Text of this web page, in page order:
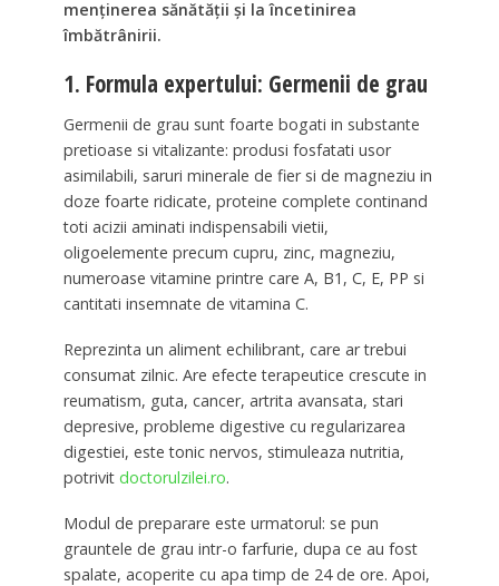
menținerea sănătății și la încetinirea
îmbătrânirii.
1. Formula expertului: Germenii de grau
Germenii de grau sunt foarte bogati in substante
pretioase si vitalizante: produsi fosfatati usor
asimilabili, saruri minerale de fier si de magneziu in
doze foarte ridicate, proteine complete continand
toti acizii aminati indispensabili vietii,
oligoelemente precum cupru, zinc, magneziu,
numeroase vitamine printre care A, B1, C, E, PP si
cantitati insemnate de vitamina C.
Reprezinta un aliment echilibrant, care ar trebui
consumat zilnic. Are efecte terapeutice crescute in
reumatism, guta, cancer, artrita avansata, stari
depresive, probleme digestive cu regularizarea
digestiei, este tonic nervos, stimuleaza nutritia,
potrivit doctorulzilei.ro.
Modul de preparare este urmatorul: se pun
grauntele de grau intr-o farfurie, dupa ce au fost
spalate, acoperite cu apa timp de 24 de ore. Apoi,